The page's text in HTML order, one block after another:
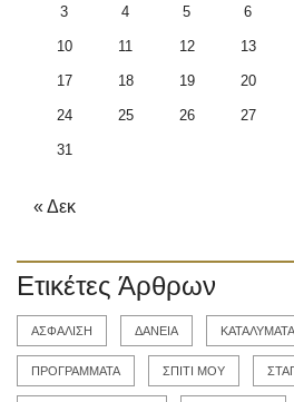
3 4 5 6
10 11 12 13
17 18 19 20
24 25 26 27
31
« Δεκ
Ετικέτες Άρθρων
ΑΣΦΑΛΙΣΗ ΔΑΝΕΙΑ ΚΑΤΑΛΥΜΑΤΑ
ΠΡΟΓΡΑΜΜΑΤΑ ΣΠΙΤΙ ΜΟΥ